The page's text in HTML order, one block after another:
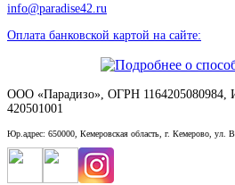
info@paradise42.ru
Оплата банковской картой на сайте:
ООО «Парадизо», ОГРН
420501001
Юр.адрес: 650000, Кемеровская область, г. Кемерово, ул.